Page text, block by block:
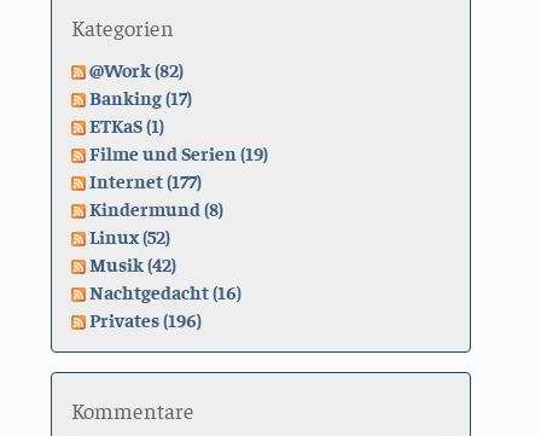
Kategorien
@Work (82)
Banking (17)
ETKaS (1)
Filme und Serien (19)
Internet (177)
Kindermund (8)
Linux (52)
Musik (42)
Nachtgedacht (16)
Privates (196)
Kommentare